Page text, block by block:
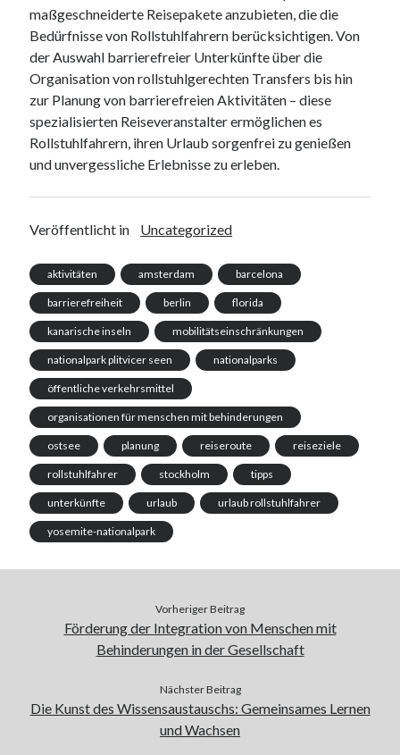
maßgeschneiderte Reisepakete anzubieten, die die
Bedürfnisse von Rollstuhlfahrern berücksichtigen. Von
der Auswahl barrierefreier Unterkünfte über die
Organisation von rollstuhlgerechten Transfers bis hin
zur Planung von barrierefreien Aktivitäten – diese
spezialisierten Reiseveranstalter ermöglichen es
Rollstuhlfahrern, ihren Urlaub sorgenfrei zu genießen
und unvergessliche Erlebnisse zu erleben.
Veröffentlicht in Uncategorized
aktivitäten amsterdam barcelona
barrierefreiheit berlin florida
kanarische inseln mobilitätseinschränkungen
nationalpark plitvicer seen nationalparks
öffentliche verkehrsmittel
organisationen für menschen mit behinderungen
ostsee planung reiseroute reiseziele
rollstuhlfahrer stockholm tipps
unterkünfte urlaub urlaub rollstuhlfahrer
yosemite-nationalpark
Vorheriger Beitrag
Förderung der Integration von Menschen mit
Behinderungen in der Gesellschaft
Nächster Beitrag
Die Kunst des Wissensaustauschs: Gemeinsames Lernen
und Wachsen